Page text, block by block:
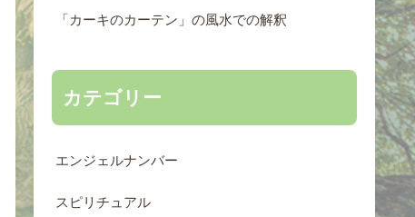
「カーキのカーテン」の風水での解釈
カテゴリー
エンジェルナンバー
スピリチュアル